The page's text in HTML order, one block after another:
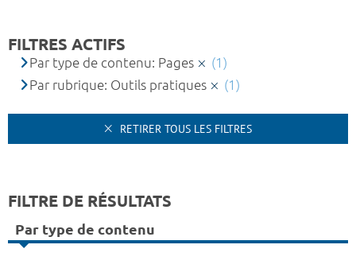
FILTRES ACTIFS
Par type de contenu: Pages
(1)
Par rubrique: Outils pratiques
(1)
RETIRER TOUS LES FILTRES
FILTRE DE RÉSULTATS
Par type de contenu